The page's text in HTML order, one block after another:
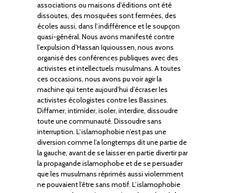
associations ou maisons d’éditions ont été
dissoutes, des mosquées sont fermées, des
écoles aussi, dans l’indifférence et le soupçon
quasi-général. Nous avons manifesté contre
l’expulsion d’Hassan Iquioussen, nous avons
organisé des conférences publiques avec des
activistes et intellectuels musulmans. A toutes
ces occasions, nous avons pu voir agir la
machine qui tente aujourd’hui d’écraser les
activistes écologistes contre les Bassines.
Diffamer, intimider, isoler, interdire, dissoudre
toute une communauté. Dissoudre sans
interruption. L’islamophobie n’est pas une
diversion comme l’a longtemps dit une partie de
la gauche, avant de se laisser en partie divertir par
la propagande islamophobe et de se persuader
que les musulmans réprimés aussi violemment
ne pouvaient l’être sans motif. L’islamophobie